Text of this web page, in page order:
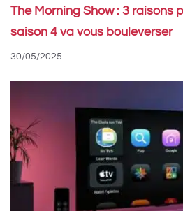
The Morning Show : 3 raisons
saison 4 va vous bouleverser
30/05/2025